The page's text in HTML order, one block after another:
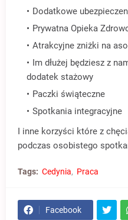
Dodatkowe
Prywatna Opieka
Atrakcyjne zniżki na
Im dłużej będziesz z
dodatek stażowy
Paczki świąteczne
Spotkania integracyjne
I inne korzyści które z
podczas osobistego
Tags: Cedynia Praca
Facebook